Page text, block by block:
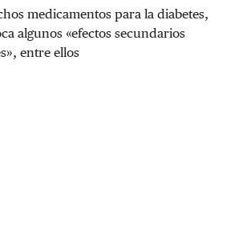
medicamentos para la diabetes,
algunos «efectos secundarios
entre ellos